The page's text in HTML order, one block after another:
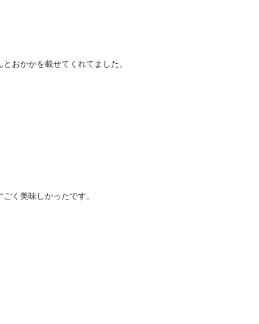
おかかを載せてくれてました。
く美味しかったです。